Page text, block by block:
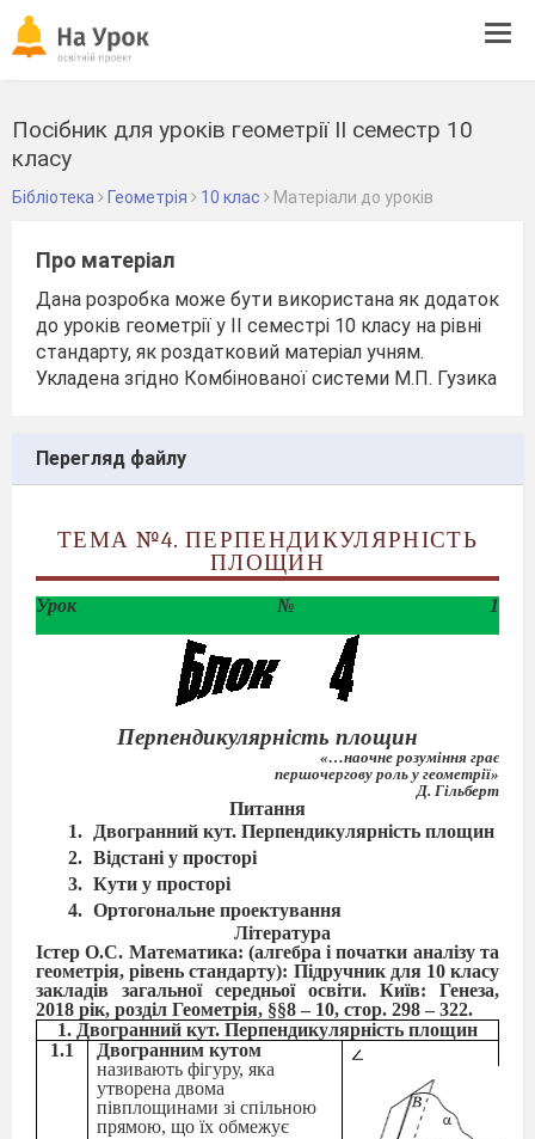
Посібник для уроків геометрії ІІ семестр 10
класу
Бібліотека Геометрія 10 клас Матеріали до уроків
Про матеріал
Дана розробка може бути використана як додаток
до уроків геометрії у ІІ семестрі 10 класу на рівні
стандарту, як роздатковий матеріал учням.
Укладена згідно Комбінованої системи М.П. Гузика
Перегляд файлу
ТЕМА №4. ПЕРПЕНДИКУЛЯРНІСТЬ
ПЛОЩИН
Урок №1
Перпендикулярність площин
«…наочне розуміння грає
першочергову роль у геометрії»
Д. Гільберт
Питання
Двогранний кут. Перпендикулярність площин
Відстані у просторі
Кути у просторі
Ортогональне проектування
Література
Істер О.С. Математика: (алгебра і початки аналізу та
геометрія, рівень стандарту): Підручник для 10 класу
закладів загальної середньої освіти. Київ: Генеза,
2018 рік, розділ Геометрія, §§8 – 10, стор. 298 – 322.
1. Двогранний кут. Перпендикулярність площин
1.1
Двогранним кутом
називають фігуру, яка
утворена двома
півплощинами зі спільною
прямою, що їх обмежує